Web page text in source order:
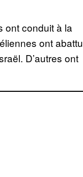
ont conduit à la
ont abattu
D’autres ont